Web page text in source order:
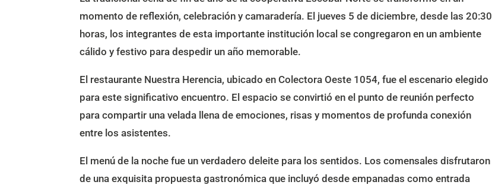
momento de reflexión, celebración y camaradería. El jueves 5 de diciembre, desde las 20:30
horas, los integrantes de esta importante institución local se congregaron en un ambiente
cálido y festivo para despedir un año memorable.
El restaurante Nuestra Herencia, ubicado en Colectora Oeste 1054, fue el escenario elegido
para este significativo encuentro. El espacio se convirtió en el punto de reunión perfecto
para compartir una velada llena de emociones, risas y momentos de profunda conexión
entre los asistentes.
El menú de la noche fue un verdadero deleite para los sentidos. Los comensales disfrutaron
de una exquisita propuesta gastronómica que incluyó desde empanadas como entrada